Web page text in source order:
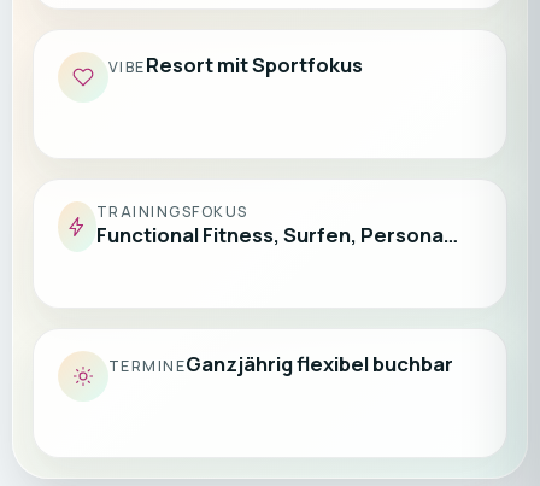
VIBEResort mit Sportfokus
TRAININGSFOKUS
Functional Fitness, Surfen, Persona…
TERMINEGanzjährig flexibel buchbar